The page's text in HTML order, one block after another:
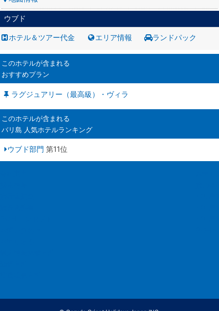
ウブド
ホテル＆ツアー代金 エリア情報 ランドパック
このホテルが含まれる
おすすめプラン
ラグジュアリー（最高級）・ヴィラ
このホテルが含まれる
バリ島 人気ホテルランキング
ウブド部門 第11位